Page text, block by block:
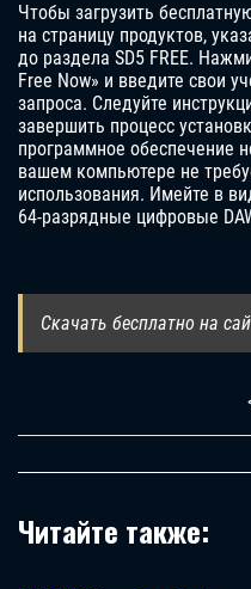
Чтобы загрузить
на страницу продуктов,
до раздела SD5 FREE.
Free Now» и введите свои
запроса. Следуйте
завершить процесс
программное обеспечение
вашем компьютере не
использования. Имейте в
64-разрядные цифровые
Скачать бесплатно на
Читайте также: